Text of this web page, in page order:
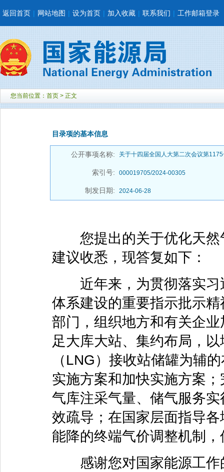
返回首页 | 网站地图 | 设为首页 | 加入收藏 | 联系我们 | 工作邮箱登录
您当前位置： 首页 > 正文
目录项的基本信息
公开事项名称: 关于十四届全国人大第二次会议第
索引号: 000019705/2024-00305
制发日期: 2024-06-28
您提出的关于优化天然
建议收悉，现答复如下：
近年来，为贯彻落实习
体系建设的重要指示批示
部门，组织地方和有关企
足大库大站、集约布局，
（LNG）接收站储罐为辅
实施方案和加快实施方案
气库注采气量、储气服务
效疏导；在国家层面指导
能降的终端气价调整机制
感谢您对国家能源工作